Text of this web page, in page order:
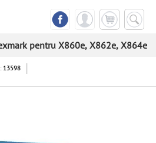
pentru X860e, X862e, X864e
13598